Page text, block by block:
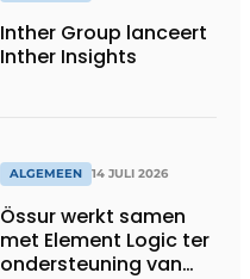
Inther Group lanceert
Inther Insights
ALGEMEEN 14 JULI 2026
Össur werkt samen
met Element Logic ter
ondersteuning van